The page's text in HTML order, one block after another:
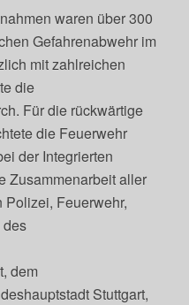
waren über 300
Gefahrenabwehr im
mit zahlreichen
die
Für die rückwärtige
die Feuerwehr
der Integrierten
Zusammenarbeit aller
Feuerwehr,
des
dem
Stuttgart,